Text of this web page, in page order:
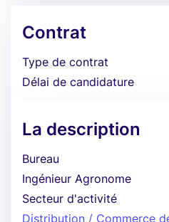
Contrat
Type de contrat
Délai de candidature
La description
Bureau
Ingénieur Agronome
Secteur d'activité
Distribution / Commerce